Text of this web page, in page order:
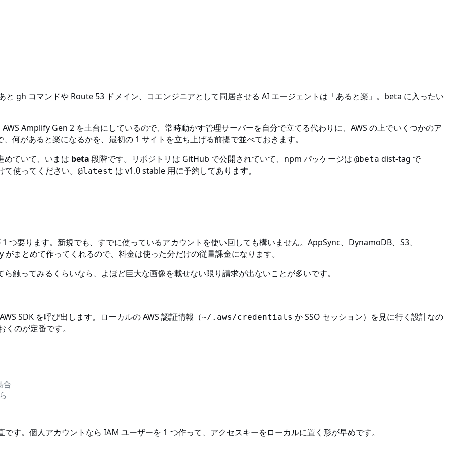
と gh コマンドや Route 53 ドメイン、コエンジニアとして同居させる AI エージェントは「あると楽」。beta に入ったい
Amplify Gen 2 を土台にしているので、常時動かす管理サーバーを自分で立てる代わりに、AWS の上でいくつかのア
何があると楽になるかを、最初の 1 サイトを立ち上げる前提で並べておきます。
めていて、いまは beta 段階です。リポジトリは GitHub で公開されていて、npm パッケージは @beta dist-tag で
使ってください。 @latest は v1.0 stable 用に予約してあります。
要ります。新規でも、すでに使っているアカウントを使い回しても構いません。AppSync、DynamoDB、S3、
とめて作ってくれるので、料金は使った分だけの従量課金になります。
触ってみるくらいなら、よほど巨大な画像を載せない限り請求が出ないことが多いです。
SDK を呼び出します。ローカルの AWS 認証情報（~/.aws/credentials か SSO セッション）を見に行く設計なの
のが定番です。
合
す。個人アカウントなら IAM ユーザーを 1 つ作って、アクセスキーをローカルに置く形が早めです。